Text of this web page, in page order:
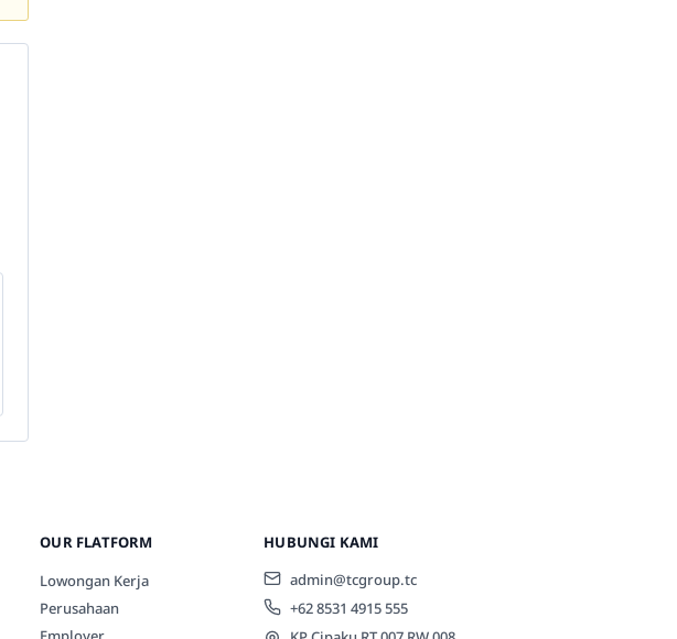
OUR FLATFORM
Lowongan Kerja
Perusahaan
HUBUNGI KAMI
admin@tcgroup.tc
+62 8531 4915 555